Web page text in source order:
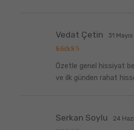
üzerinden
oy aldı
Vedat Çetin 31
Özetle genel hissiyat
ve ilk günden rahat
Serkan Soylu 24